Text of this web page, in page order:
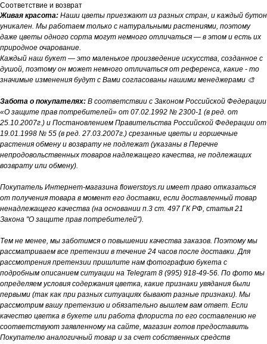
Соответствие и возврат
Живая красота: Наши цветы приезжают из разных стран, и каждый бутон
уникален. Мы работаем только с натуральными растениями, поэтому
даже цветы одного сорта могут немного отличаться — в этом и есть их
природное очарование.
Каждый наш букет — это маленькое произведение искусства, созданное с
душой, поэтому он может немного отличаться от референса, какие - то
значимые изменения будут с Вами согласованы нашими менеджерами 🎨
Забота о покупателях: В соответствии с Законом Российской Федерации
«О защите прав потребителей» от 07.02.1992 № 2300-1 (в ред. от
25.10.2007г.) и Постановлением Правительства Российской Федерации от
19.01.1998 № 55 (в ред. 27.03.2007г.) срезанные цветы и горшечные
растения обмену и возврату не подлежат (указаны в Перечне
непродовольственных товаров надлежащего качества, не подлежащих
возврату или обмену).
Покупатель Интернет-магазина flowerstoys.ru имеет право отказаться
от получения товара в момент его доставки, если доставленный товар
ненадлежащего качества (на основании п.3 ст. 497 ГК РФ, статья 21
Закона "О защите прав потребителей").
Тем не менее, мы заботимся о повышении качества заказов. Поэтому мы
рассматриваем все претензии в течение 24 часов после доставки. Для
рассмотрения претензии пришлите нам фотографию букета с
подробным описанием ситуации на Telegram 8 (995) 918-49-56. По фото мы
определяем условия содержания цветка, какие признаки увядания были
первыми (так как при разных ситуациях бывают разные признаки). Мы
рассмотрим вашу претензию и обязательно вышлем вам ответ. Если
качество цветка в букете или работа флориста по его составлению не
соответствуют заявленному на сайте, магазин готов предоставить
Покупателю аналогичный товар и за счет собственных средств